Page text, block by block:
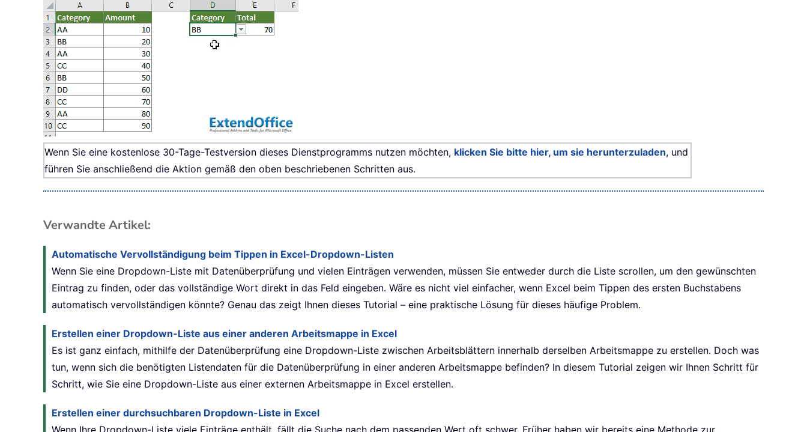
Wenn Sie eine kostenlose 30-Tage-Testversion dieses Dienstprogramms nutzen möchten, klicken Sie bitte hier, um sie herunterzuladen, und
führen Sie anschließend die Aktion gemäß den oben beschriebenen Schritten aus.
Verwandte Artikel:
Automatische Vervollständigung beim Tippen in Excel-Dropdown-Listen
Wenn Sie eine Dropdown-Liste mit Datenüberprüfung und vielen Einträgen verwenden, müssen Sie entweder durch die Liste scrollen, um den gewünschten
Eintrag zu finden, oder das vollständige Wort direkt in das Feld eingeben. Wäre es nicht viel einfacher, wenn Excel beim Tippen des ersten Buchstabens
automatisch vervollständigen könnte? Genau das zeigt Ihnen dieses Tutorial – eine praktische Lösung für dieses häufige Problem.
Erstellen einer Dropdown-Liste aus einer anderen Arbeitsmappe in Excel
Es ist ganz einfach, mithilfe der Datenüberprüfung eine Dropdown-Liste zwischen Arbeitsblättern innerhalb derselben Arbeitsmappe zu erstellen. Doch was
tun, wenn sich die benötigten Listendaten für die Datenüberprüfung in einer anderen Arbeitsmappe befinden? In diesem Tutorial zeigen wir Ihnen Schritt für
Schritt, wie Sie eine Dropdown-Liste aus einer externen Arbeitsmappe in Excel erstellen.
Erstellen einer durchsuchbaren Dropdown-Liste in Excel